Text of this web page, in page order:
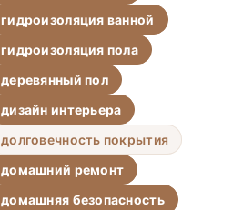
гидроизоляция ванной
гидроизоляция пола
деревянный пол
дизайн интерьера
долговечность покрытия
домашний ремонт
домашняя безопасность